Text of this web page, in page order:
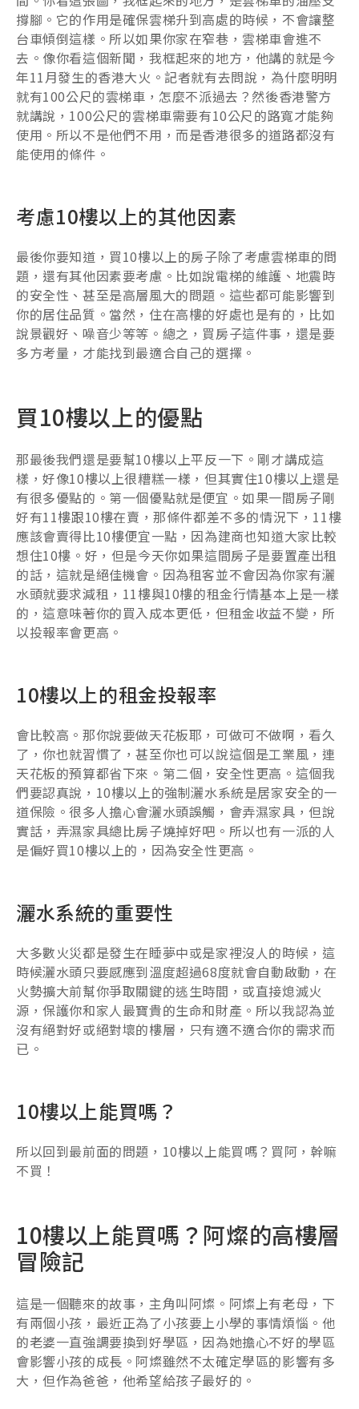
撐腳。它的作用是確保雲梯升到高處的時候，不會讓整
台車傾倒這樣。所以如果你家在窄巷，雲梯車會進不
去。像你看這個新聞，我框起來的地方，他講的就是今
年11月發生的香港大火。記者就有去問說，為什麼明明
就有100公尺的雲梯車，怎麼不派過去？然後香港警方
就講說，100公尺的雲梯車需要有10公尺的路寬才能夠
使用。所以不是他們不用，而是香港很多的道路都沒有
能使用的條件。
考慮10樓以上的其他因素
最後你要知道，買10樓以上的房子除了考慮雲梯車的問
題，還有其他因素要考慮。比如說電梯的維護、地震時
的安全性、甚至是高層風大的問題。這些都可能影響到
你的居住品質。當然，住在高樓的好處也是有的，比如
說景觀好、噪音少等等。總之，買房子這件事，還是要
多方考量，才能找到最適合自己的選擇。
買10樓以上的優點
那最後我們還是要幫10樓以上平反一下。剛才講成這
樣，好像10樓以上很糟糕一樣，但其實住10樓以上還是
有很多優點的。第一個優點就是便宜。如果一間房子剛
好有11樓跟10樓在賣，那條件都差不多的情況下，11樓
應該會賣得比10樓便宜一點，因為建商也知道大家比較
想住10樓。好，但是今天你如果這間房子是要置產出租
的話，這就是絕佳機會。因為租客並不會因為你家有灑
水頭就要求減租，11樓與10樓的租金行情基本上是一樣
的，這意味著你的買入成本更低，但租金收益不變，所
以投報率會更高。
10樓以上的租金投報率
會比較高。那你說要做天花板耶，可做可不做啊，看久
了，你也就習慣了，甚至你也可以說這個是工業風，連
天花板的預算都省下來。第二個，安全性更高。這個我
們要認真說，10樓以上的強制灑水系統是居家安全的一
道保險。很多人擔心會灑水頭誤觸，會弄濕家具，但說
實話，弄濕家具總比房子燒掉好吧。所以也有一派的人
是偏好買10樓以上的，因為安全性更高。
灑水系統的重要性
大多數火災都是發生在睡夢中或是家裡沒人的時候，這
時候灑水頭只要感應到溫度超過68度就會自動啟動，在
火勢擴大前幫你爭取關鍵的逃生時間，或直接熄滅火
源，保護你和家人最寶貴的生命和財產。所以我認為並
沒有絕對好或絕對壞的樓層，只有適不適合你的需求而
已。
10樓以上能買嗎？
所以回到最前面的問題，10樓以上能買嗎？買阿，幹嘛
不買！
10樓以上能買嗎？阿燦的高樓層
冒險記
這是一個聽來的故事，主角叫阿燦。阿燦上有老母，下
有兩個小孩，最近正為了小孩要上小學的事情煩惱。他
的老婆一直強調要換到好學區，因為她擔心不好的學區
會影響小孩的成長。阿燦雖然不太確定學區的影響有多
大，但作為爸爸，他希望給孩子最好的。